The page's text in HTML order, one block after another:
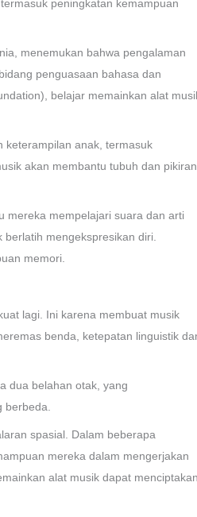
peningkatan kemampuan
menemukan bahwa pengalaman
penguasaan bahasa dan
belajar memainkan alat
keterampilan anak, termasuk
akan membantu tubuh dan pikiran
mereka mempelajari suara dan arti
mengekspresikan diri.
memori.
lagi. Ini karena membuat musik
benda, ketepatan linguistik
dua belahan otak, yang
berbeda.
spasial. Dalam beberapa
mereka dalam mengerjakan
alat musik dapat menciptakan